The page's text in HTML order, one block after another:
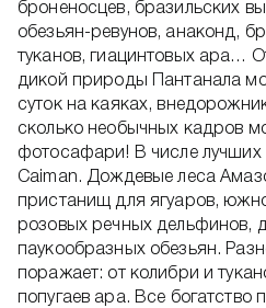
броненосцев, бразильских
обезьян-ревунов, анаконд,
туканов, гиацинтовых ара…
дикой природы Пантанала
суток на каяках,
сколько необычных кадров
фотосафари! В числе лучших
Caiman. Дождевые леса
пристанищ для ягуаров,
розовых речных дельфинов,
паукообразных обезьян.
поражает: от колибри и
попугаев ара. Все богатство